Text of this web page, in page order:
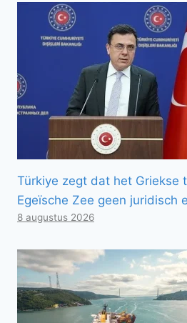
Türkiye zegt dat het Griekse
Egeïsche Zee geen juridisch
8 augustus 2026